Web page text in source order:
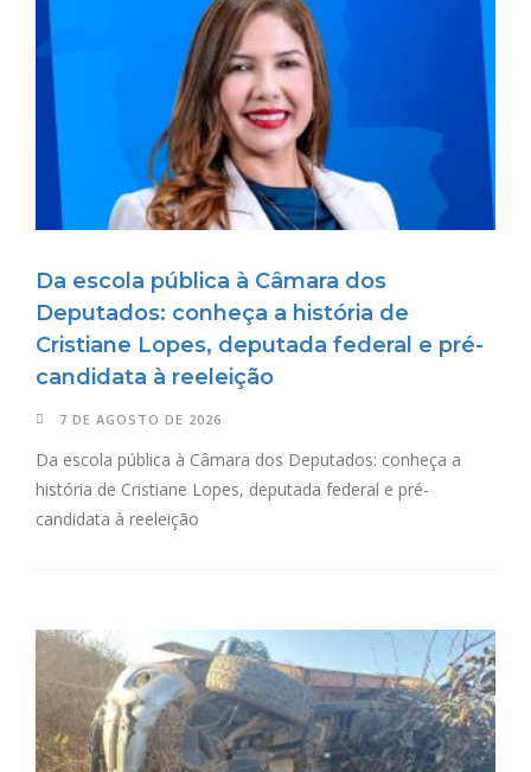
Da escola pública à Câmara dos
Deputados: conheça a história de
Cristiane Lopes, deputada federal e pré-
candidata à reeleição
7 DE AGOSTO DE 2026
Da escola pública à Câmara dos Deputados: conheça a
história de Cristiane Lopes, deputada federal e pré-
candidata à reeleição